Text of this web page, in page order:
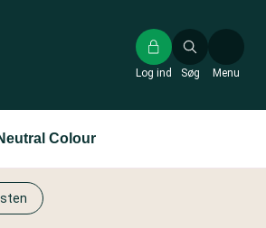
Søg
Log ind Menu
Colour